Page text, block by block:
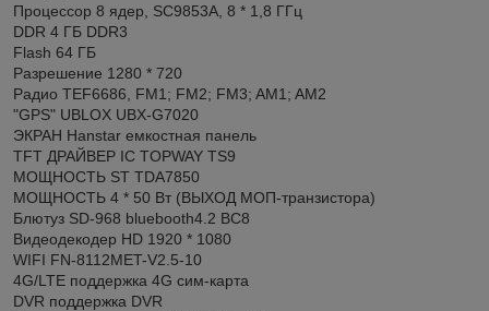
Процессор 8 ядер, SC9853A, 8 * 1,8 ГГц
DDR 4 ГБ DDR3
Flash 64 ГБ
Разрешение 1280 * 720
Радио TEF6686, FM1; FM2; FM3; AM1; AM2
"GPS" UBLOX UBX-G7020
ЭКРАН Hanstar емкостная панель
TFT ДРАЙВЕР IC TOPWAY TS9
МОЩНОСТЬ ST TDA7850
МОЩНОСТЬ 4 * 50 Вт (ВЫХОД МОП-транзистора)
Блютуз SD-968 bluebooth4.2 BC8
Видеодекодер HD 1920 * 1080
WIFI FN-8112MET-V2.5-10
4G/LTE поддержка 4G сим-карта
DVR поддержка DVR